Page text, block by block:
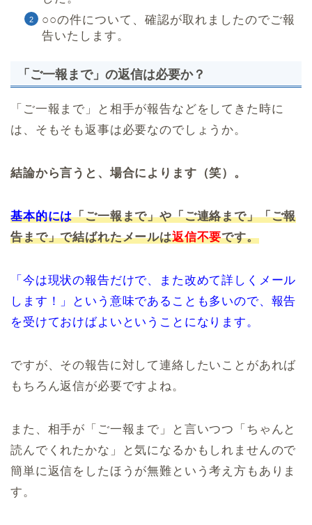
○○の件について、確認が取れましたのでご報
告いたします。
「ご一報まで」の返信は必要か？
「ご一報まで」と相手が報告などをしてきた時に
は、そもそも返事は必要なのでしょうか。
結論から言うと、場合によります（笑）。
基本的には「ご一報まで」や「ご連絡まで」「ご報
告まで」で結ばれたメールは返信不要です。
「今は現状の報告だけで、また改めて詳しくメール
します！」という意味であることも多いので、報告
を受けておけばよいということになります。
ですが、その報告に対して連絡したいことがあれば
もちろん返信が必要ですよね。
また、相手が「ご一報まで」と言いつつ「ちゃんと
読んでくれたかな」と気になるかもしれませんので
簡単に返信をしたほうが無難という考え方もありま
す。